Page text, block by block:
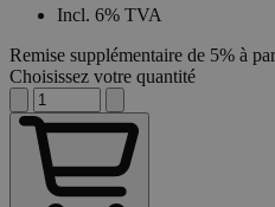
Incl. 6% TVA
Remise supplémentaire de 5% à
Choisissez votre quantité